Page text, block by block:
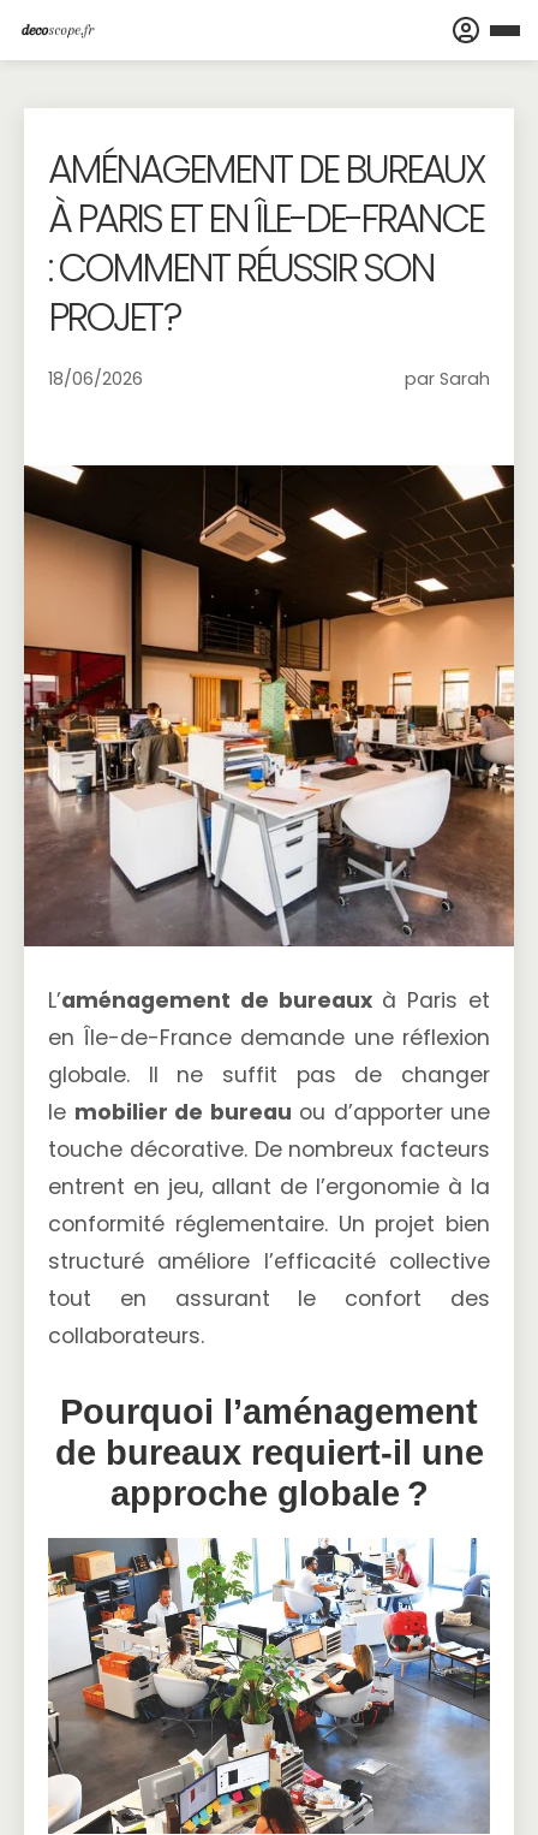
AMÉNAGEMENT DE BUREAUX
À PARIS ET EN ÎLE-DE-FRANCE
: COMMENT RÉUSSIR SON
PROJET ?
18/06/2026 par Sarah
L’aménagement de bureaux à Paris et
en Île-de-France demande une réflexion
globale. Il ne suffit pas de changer
le mobilier de bureau ou d’apporter une
touche décorative. De nombreux facteurs
entrent en jeu, allant de l’ergonomie à la
conformité réglementaire. Un projet bien
structuré améliore l’efficacité collective
tout en assurant le confort des
collaborateurs.
Pourquoi l’aménagement
de bureaux requiert-il une
approche globale ?